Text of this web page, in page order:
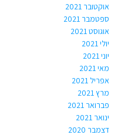
אוקטובר 2021
ספטמבר 2021
אוגוסט 2021
יולי 2021
יוני 2021
מאי 2021
אפריל 2021
מרץ 2021
פברואר 2021
ינואר 2021
דצמבר 2020